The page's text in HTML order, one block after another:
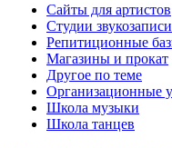
Сайты для артистов
Студии звукозаписи
Репитиционные
Магазины и прокат
Другое по теме
Организационные
Школа музыки
Школа танцев